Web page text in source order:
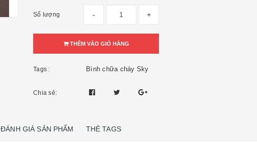
Số lượng - +
THÊM VÀO GIỎ HÀNG
Tags : Bình chữa cháy Sky
Chia sẻ:
ĐÁNH GIÁ SẢN PHẨM THẺ TAGS